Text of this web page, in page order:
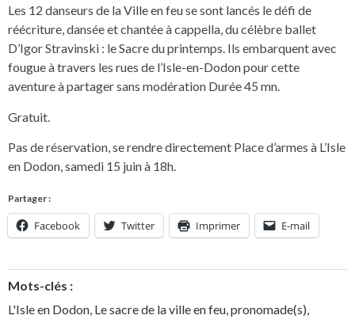
Les 12 danseurs de la Ville en feu se sont lancés le défi de
réécriture, dansée et chantée à cappella, du célèbre ballet
D’Igor Stravinski : le Sacre du printemps. Ils embarquent avec
fougue à travers les rues de l’Isle-en-Dodon pour cette
aventure à partager sans modération Durée 45 mn.
Gratuit.
Pas de réservation, se rendre directement Place d’armes à L’Isle
en Dodon, samedi 15 juin à 18h.
Partager :
Facebook Twitter Imprimer E-mail
Mots-clés :
L'Isle en Dodon Le sacre de la ville en feu pronomade(s)